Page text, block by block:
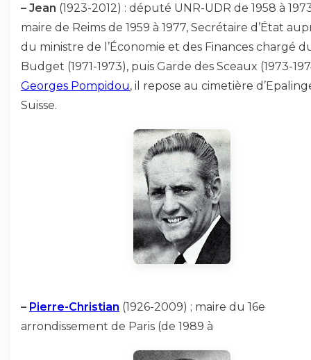
– Jean (1923-2012) : député UNR-UDR de 1958 à
maire de Reims de 1959 à 1977, Secrétaire d’État
du ministre de l’Économie et des Finances chargé
Budget (1971-1973), puis Garde des Sceaux (1973-
Georges Pompidou, il repose au cimetière
Suisse.
– Pierre-Christian (1926-2009) ; maire du 16e
arrondissement de Paris (de 1989 à